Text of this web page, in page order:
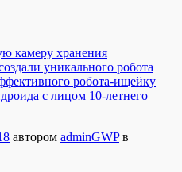
камеру хранения
уникального робота
робота-ищейку
с лицом 10-летнего
автором adminGWPв